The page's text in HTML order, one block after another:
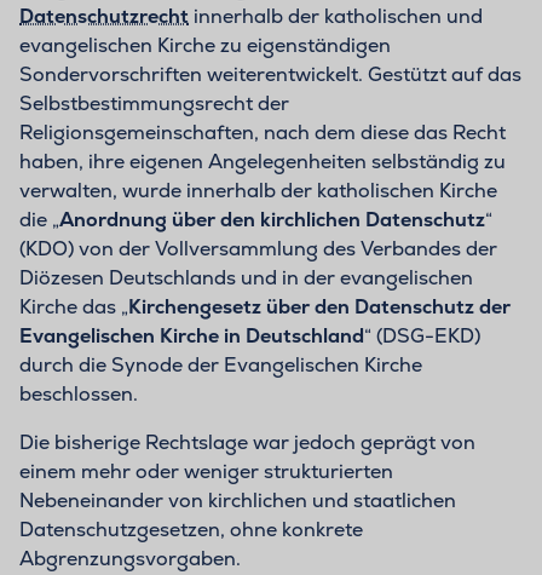
Datenschutzrecht innerhalb der katholischen und
evangelischen Kirche zu eigenständigen
Sondervorschriften weiterentwickelt. Gestützt auf das
Selbstbestimmungsrecht der
Religionsgemeinschaften, nach dem diese das Recht
haben, ihre eigenen Angelegenheiten selbständig zu
verwalten, wurde innerhalb der katholischen Kirche
die „Anordnung über den kirchlichen Datenschutz“
(KDO) von der Vollversammlung des Verbandes der
Diözesen Deutschlands und in der evangelischen
Kirche das „Kirchengesetz über den Datenschutz der
Evangelischen Kirche in Deutschland“ (DSG-EKD)
durch die Synode der Evangelischen Kirche
beschlossen.
Die bisherige Rechtslage war jedoch geprägt von
einem mehr oder weniger strukturierten
Nebeneinander von kirchlichen und staatlichen
Datenschutzgesetzen, ohne konkrete
Abgrenzungsvorgaben.